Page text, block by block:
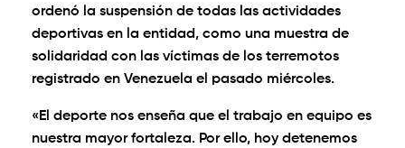
ordenó la suspensión de todas las actividades
deportivas en la entidad, como una muestra de
solidaridad con las víctimas de los terremotos
registrado en Venezuela el pasado miércoles.
«El deporte nos enseña que el trabajo en equipo es
nuestra mayor fortaleza. Por ello, hoy detenemos